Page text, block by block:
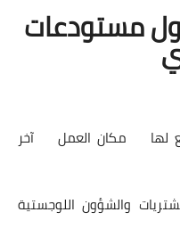
مستودعات
لها مكان العمل
آخر
والشؤون اللوجستية